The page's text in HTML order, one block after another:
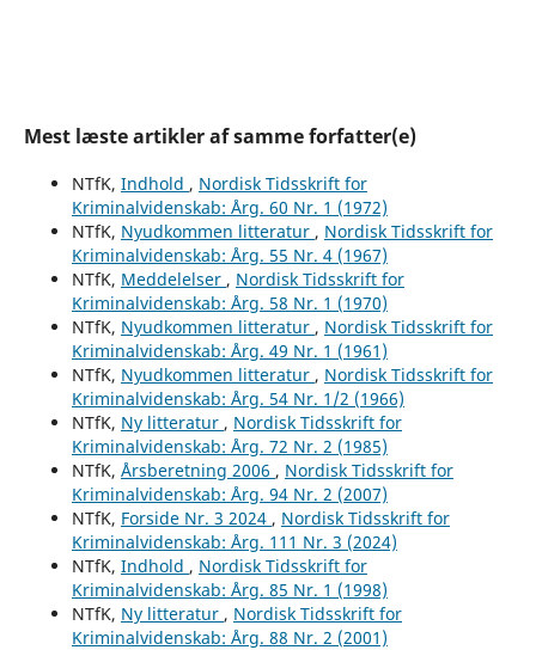
Mest læste artikler af samme forfatter(e)
NTfK, Indhold , Nordisk Tidsskrift for
Kriminalvidenskab: Årg. 60 Nr. 1 (1972)
NTfK, Nyudkommen litteratur , Nordisk Tidsskrift for
Kriminalvidenskab: Årg. 55 Nr. 4 (1967)
NTfK, Meddelelser , Nordisk Tidsskrift for
Kriminalvidenskab: Årg. 58 Nr. 1 (1970)
NTfK, Nyudkommen litteratur , Nordisk Tidsskrift for
Kriminalvidenskab: Årg. 49 Nr. 1 (1961)
NTfK, Nyudkommen litteratur , Nordisk Tidsskrift for
Kriminalvidenskab: Årg. 54 Nr. 1/2 (1966)
NTfK, Ny litteratur , Nordisk Tidsskrift for
Kriminalvidenskab: Årg. 72 Nr. 2 (1985)
NTfK, Årsberetning 2006 , Nordisk Tidsskrift for
Kriminalvidenskab: Årg. 94 Nr. 2 (2007)
NTfK, Forside Nr. 3 2024 , Nordisk Tidsskrift for
Kriminalvidenskab: Årg. 111 Nr. 3 (2024)
NTfK, Indhold , Nordisk Tidsskrift for
Kriminalvidenskab: Årg. 85 Nr. 1 (1998)
NTfK, Ny litteratur , Nordisk Tidsskrift for
Kriminalvidenskab: Årg. 88 Nr. 2 (2001)